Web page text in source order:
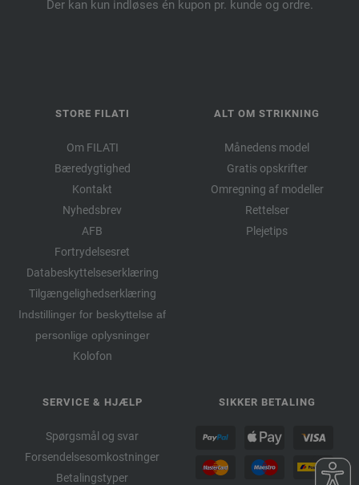
Der kan kun indløses én kupon pr. kunde og ordre.
STORE FILATI
Om FILATI
Bæredygtighed
Kontakt
Nyhedsbrev
AFB
Fortrydelsesret
Databeskyttelseserklæring
Tilgængelighedserklæring
Indstillinger for beskyttelse af
personlige oplysninger
Kolofon
ALT OM STRIKNING
Månedens model
Gratis opskrifter
Omregning af modeller
Rettelser
Plejetips
SERVICE & HJÆLP
Spørgsmål og svar
Forsendelsesomkostninger
Betalingstyper
SIKKER BETALING